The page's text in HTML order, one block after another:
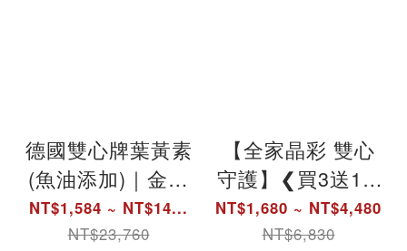
德國雙心牌葉黃素
(魚油添加)｜金盞
花萃取物日夜複方
膠囊 - 德之寶(60
NT$1,584 ~ NT$14...
NT$23,760
【全家晶彩 雙心
守護】❮買3送1❯
德國雙心牌葉黃素
複方膠囊｜德之寶
NT$1,680 ~ NT$4,480
NT$6,830